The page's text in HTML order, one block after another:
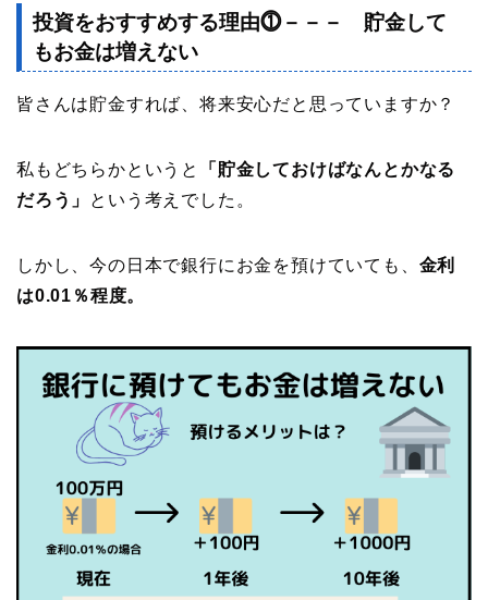
投資をおすすめする理由⓵－－－ 貯金して
もお金は増えない
皆さんは貯金すれば、将来安心だと思っていますか？
私もどちらかというと
「貯金しておけばなんとかなる
だろう」
という考えでした。
しかし、今の日本で銀行にお金を預けていても、 金利
は0.01％程度。